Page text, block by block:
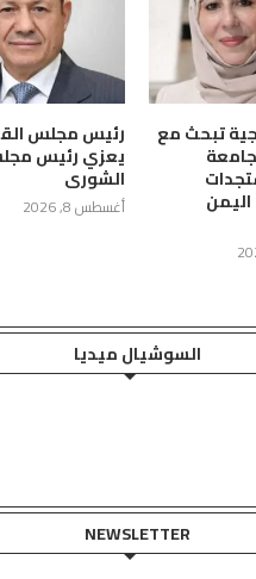
وزارة النقل:
استهداف ناقلة
أغسطس 8, 2026
تبحث مع رئيس مجلس
يعزي رئيس
الشورى
أغسطس 8, 2026
السوشيال ميديا
NEWSLETTER